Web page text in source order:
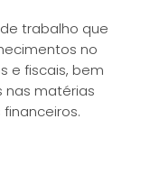
trabalho que
no
e fiscais, bem
nas matérias